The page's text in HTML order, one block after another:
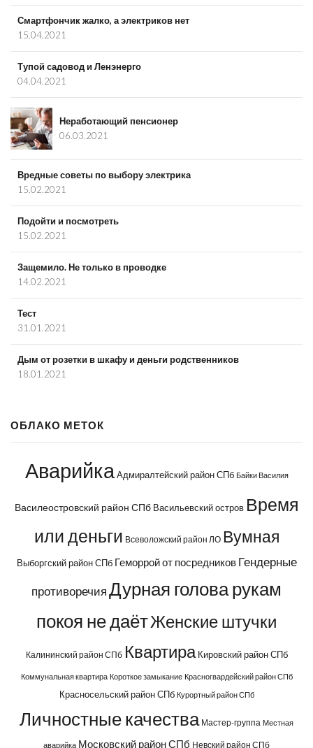
Смартфончик жалко, а электриков нет
15.04.2021
Тупой садовод и Ленэнерго
04.04.2021
Неработающий пенсионер
06.03.2021
Вредные советы по выбору электрика
15.02.2021
Подойти и посмотреть
15.02.2021
Защемило. Не только в проводке
14.02.2021
Тест
31.01.2021
Дым от розетки в шкафу и деньги родственников
18.01.2021
ОБЛАКО МЕТОК
Аварийка Адмиралтейский район СПб Байки Василия
Василеостровский район СПб Васильевский остров Время
или деньги Всеволожский район ЛО Вумная
Выборгский район СПб Геморрой от посредников Гендерные
противоречияДурная голова рукам
покоя не даётЖенские штучки
Калининский район СПб Квартира Кировский район СПб
Коммунальная квартира Короткое замыкание Красногвардейский район СПб
Красносельский район СПб Курортный район СПб
Личностные качества Мастер-группа Местная
аварийка Московский район СПб Невский район СПб